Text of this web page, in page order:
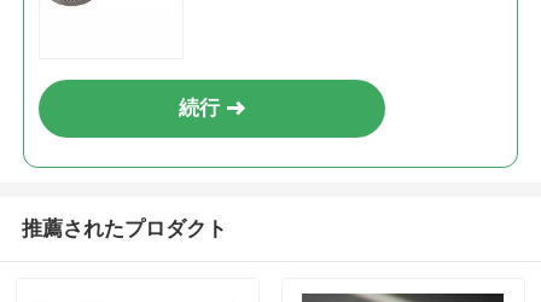
続行
推薦されたプロダクト